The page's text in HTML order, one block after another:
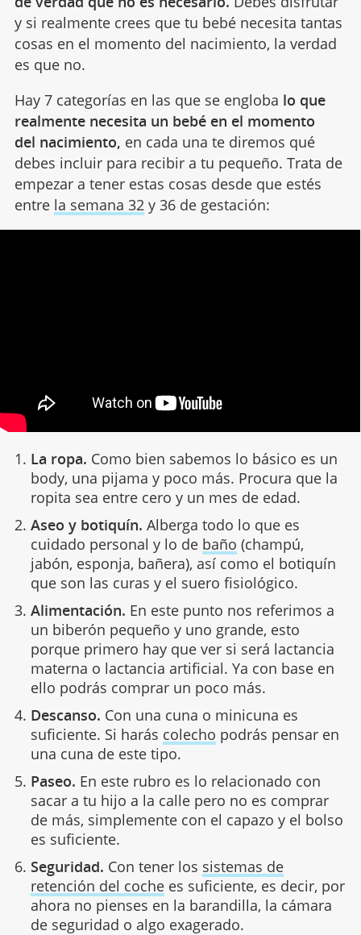
y si realmente crees que tu bebé necesita tantas
cosas en el momento del nacimiento, la verdad
es que no.
Hay 7 categorías en las que se engloba lo que
realmente necesita un bebé en el momento
del nacimiento, en cada una te diremos qué
debes incluir para recibir a tu pequeño. Trata de
empezar a tener estas cosas desde que estés
entre la semana 32y 36 de gestación:
La ropa. Como bien sabemos lo básico es un
body, una pijama y poco más. Procura que la
ropita sea entre cero y un mes de edad.
Aseo y botiquín. Alberga todo lo que es
cuidado personal y lo de baño (champú,
jabón, esponja, bañera), así como el botiquín
que son las curas y el suero fisiológico.
Alimentación. En este punto nos referimos a
un biberón pequeño y uno grande, esto
porque primero hay que ver si será lactancia
materna o lactancia artificial. Ya con base en
ello podrás comprar un poco más.
Descanso. Con una cuna o minicuna es
suficiente. Si harás colecho podrás pensar en
una cuna de este tipo.
Paseo. En este rubro es lo relacionado con
sacar a tu hijo a la calle pero no es comprar
de más, simplemente con el capazo y el bolso
es suficiente.
Seguridad. Con tener los sistemas de
retención del cochees suficiente, es decir, por
ahora no pienses en la barandilla, la cámara
de seguridad o algo exagerado.